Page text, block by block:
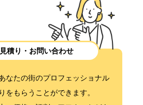
積り・お問い合わせ
なたの街のプロフェッショナル
をもらうことができます。